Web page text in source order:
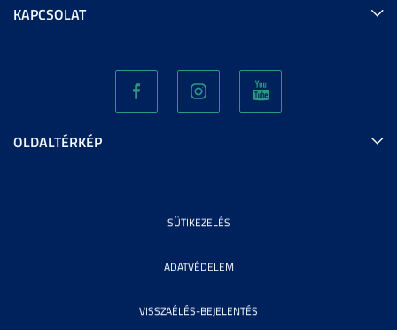
KAPCSOLAT
OLDALTÉRKÉP
SÜTIKEZELÉS
ADATVÉDELEM
VISSZAÉLÉS-BEJELENTÉS